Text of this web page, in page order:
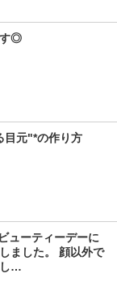
す◎
目元"*の作り方
ューティーデーに
ました。 顔以外で
し…